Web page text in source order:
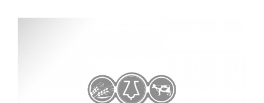
Blaufarma